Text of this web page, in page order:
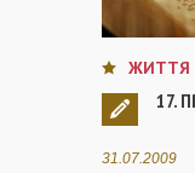
ЖИТТЯ
17.
31.07.2009